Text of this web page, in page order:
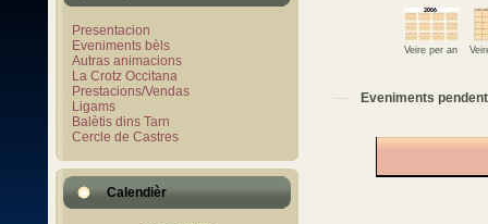
Presentacion
Eveniments bèls
Autras animacions
La Crotz Occitana
Prestacions/Vendas
Ligams
Balètis dins Tarn
Cercle de Castres
Calendièr
Veire per an
Eveniments pendent